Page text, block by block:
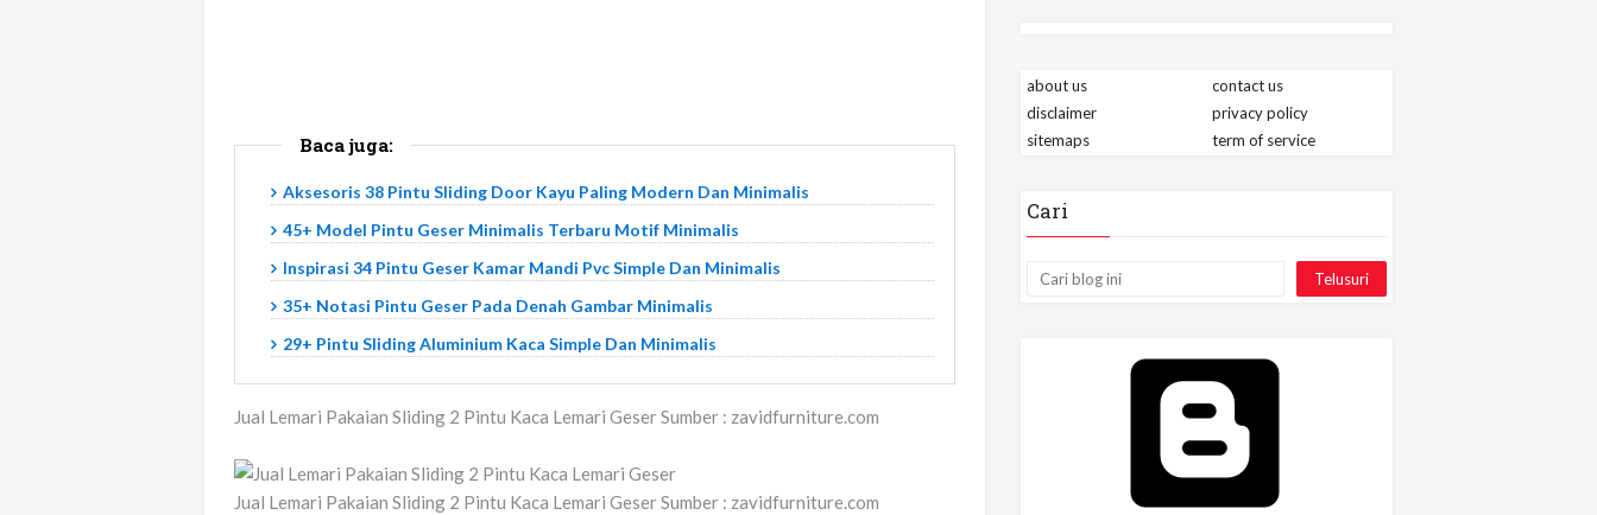
Baca juga:
Aksesoris 38 Pintu Sliding Door Kayu Paling Modern Dan Minimalis
45+ Model Pintu Geser Minimalis Terbaru Motif Minimalis
Inspirasi 34 Pintu Geser Kamar Mandi Pvc Simple Dan Minimalis
35+ Notasi Pintu Geser Pada Denah Gambar Minimalis
29+ Pintu Sliding Aluminium Kaca Simple Dan Minimalis
Jual Lemari Pakaian Sliding 2 Pintu Kaca Lemari Geser Sumber : zavidfurniture.com
Jual Lemari Pakaian Sliding 2 Pintu Kaca Lemari Geser Sumber : zavidfurniture.com
about us
contact us
disclaimer
privacy policy
sitemaps
term of service
Cari